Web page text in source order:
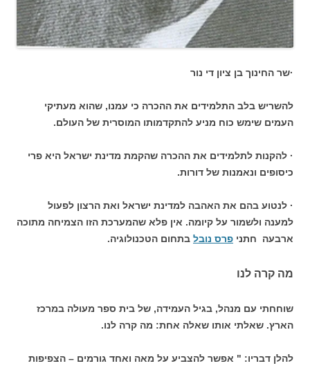
·שר החינוך בן ציון די נור
להשריש בלב התלמידים את ההכרה כי עמנו, שהוא מעתיקי
העמים שימש כוח מניע להתקדמותו המוסרית של העולם.
· להקנות לתלמידים את ההכרה שהקמת מדינת ישראל היא פרי
כיסופים ונאמנות של דורות.
· לנטוע בהם את האהבה למדינת ישראל ואת הרצון לפעול
למענה ולשמור על קיומה. אין פלא שהמערכת הזו הצמיחה מתוכה
ארבעה חתני פרס נובל בתחום הטכנולוגיה.
מה קרה לנו
שוחחתי עם מנהל, בגיל העמידה, של בית ספר מעולה במרכז
הארץ. שאלתי אותו שאלה אחת: מה קרה לנו.
להלן דבריו: " אפשר להצביע על מאה ואחד גורמים – הצפיפות